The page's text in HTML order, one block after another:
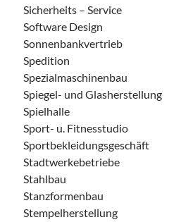
Sicherheits – Service
Software Design
Sonnenbankvertrieb
Spedition
Spezialmaschinenbau
Spiegel- und Glasherstellung
Spielhalle
Sport- u. Fitnesstudio
Sportbekleidungsgeschäft
Stadtwerkebetriebe
Stahlbau
Stanzformenbau
Stempelherstellung